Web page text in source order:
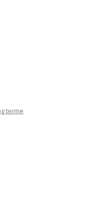
terme